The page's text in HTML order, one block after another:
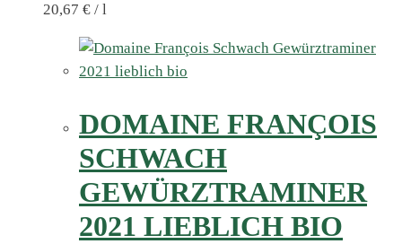
20,67 € / l
DOMAINE FRANÇOIS
SCHWACH
GEWÜRZTRAMINER
2021 LIEBLICH BIO